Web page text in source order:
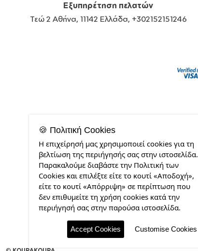
Εξυπηρέτηση πελατών
Τεώ 2 Αθήνα, 11142 Ελλάδα, +302152151246
🍪 Πολιτική Cookies
Η επιχείρησή μας χρησιμοποιεί cookies για τη
βελτίωση της περιήγησής σας στην ιστοσελίδα.
Παρακαλούμε διαβάστε την Πολιτική των
Cookies και επιλέξτε είτε το κουτί «Αποδοχή»,
είτε το κουτί «Απόρριψη» σε περίπτωση που
δεν επιθυμείτε τη χρήση cookies κατά την
περιήγησή σας στην παρούσα ιστοσελίδα.
Accept Cookies Customise Cookies